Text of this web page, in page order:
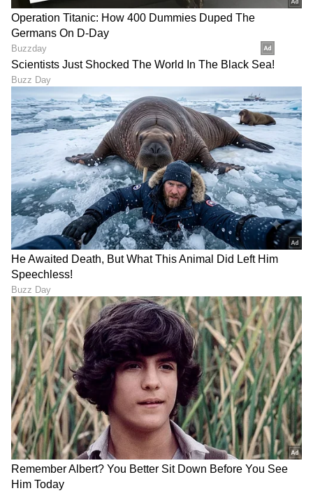
ಮಾಡೆಲಿಂಗ್‌ನಲ್ಲಿ ಗುರುತಿಸಿಕೊಂಡಿದ್ದರು. 2023ರಲ್ಲಿ 'ಮಿಸ್
ಮಂಗಳೂರು' ಸ್ಪರ್ಧೆಯಲ್ಲಿ ಭಾಗವಹಿಸಿ, ರನ್ನರ್ ಅಪ್
ಆಗಿದ್ದರು. ಬಳಿಕ ಕಿರುಚಿತ್ರವೊಂದರ ಮೂಲಕ ಬಣ್ಣದ
ಲೋಕಕ್ಕೆ ಕಾಲಿಟ್ಟರು.
LATEST VIDEOS